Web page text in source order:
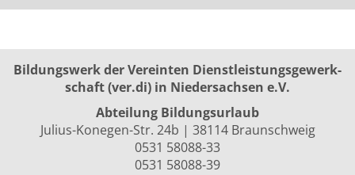
Bildungswerk der Vereinten Dienst­leis­tungs­ge­werk­
schaft (ver.di) in Niedersachsen e.V.
Abteilung Bildungsurlaub
Julius-Konegen-Str. 24b | 38114 Braunschweig
0531 58088-33
0531 58088-39